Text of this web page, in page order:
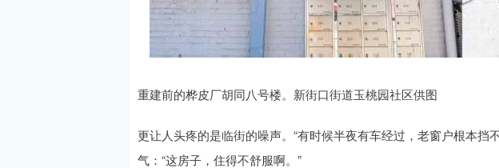
重建前的桦皮厂胡同八号楼。新街口街道玉桃园社区供图
更让人头疼的是临街的噪声。“有时候半夜有车经过，老窗户根本挡
气：“这房子，住得不舒服啊。”